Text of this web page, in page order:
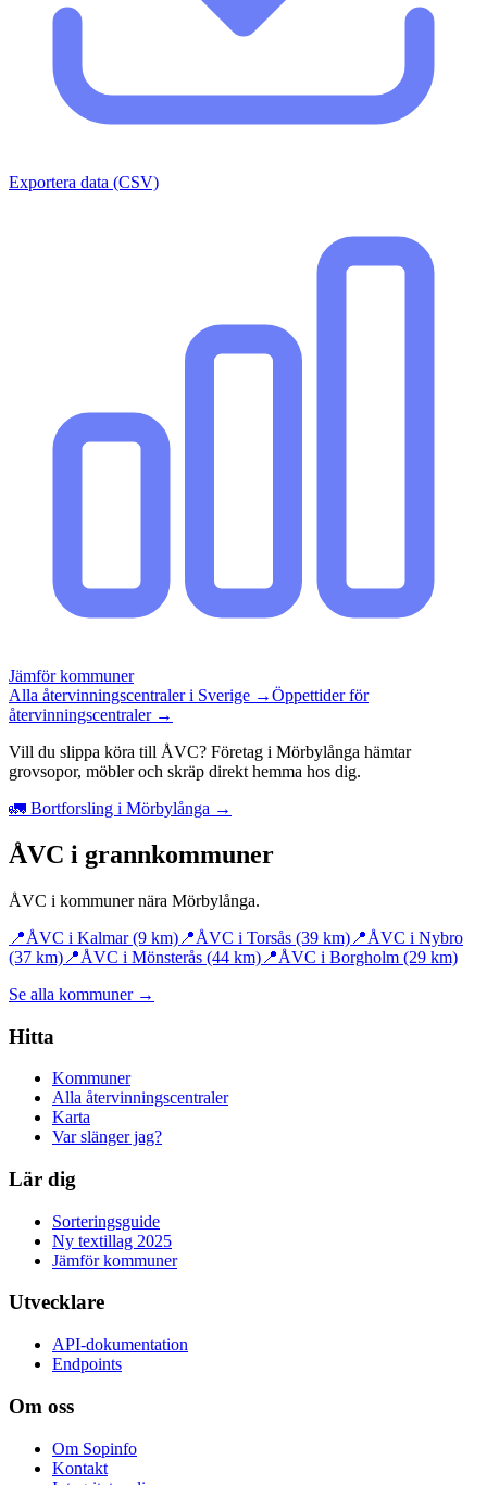
Exportera data (CSV)
Jämför kommuner
Alla återvinningscentraler i Sverige →Öppettider för
återvinningscentraler →
Vill du slippa köra till ÅVC? Företag i Mörbylånga hämtar
grovsopor, möbler och skräp direkt hemma hos dig.
🚛 Bortforsling i Mörbylånga →
ÅVC i grannkommuner
ÅVC i kommuner nära Mörbylånga.
📍ÅVC i Kalmar(9 km) 📍ÅVC i Torsås (39 km) 📍ÅVC i Nybro
(37 km) 📍ÅVC i Mönsterås (44 km) 📍ÅVC i Borgholm (29 km)
Se alla kommuner →
Hitta
Kommuner
Alla återvinningscentraler
Karta
Var slänger jag?
Lär dig
Sorteringsguide
Ny textillag 2025
Jämför kommuner
Utvecklare
API-dokumentation
Endpoints
Om oss
Om Sopinfo
Kontakt